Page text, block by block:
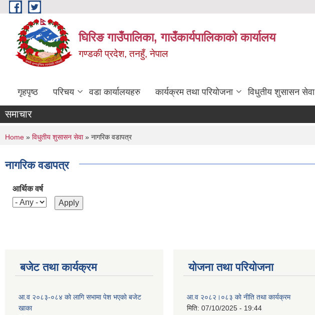
Skip to main content
घिरिङ गाउँपालिका, गाउँकार्यपालिकाको कार्यालय
गण्डकी प्रदेश, तनहुँ, नेपाल
गृहपृष्ठ परिचय वडा कार्यालयहरु कार्यक्रम तथा परियोजना विधुतीय शुसासन सेवा
समाचार
You are here
Home » विधुतीय शुसासन सेवा» नागरिक वडापत्र
नागरिक वडापत्र
आर्थिक वर्ष
बजेट तथा कार्यक्रम
आ.व २०८३-०८४ काे लागि सभामा पेश भएकाे बजेट
खाका
योजना तथा परियोजना
आ.व २०८२।०८३ काे नीति तथा कार्यक्रम
मिति: 07/10/2025 - 19:44